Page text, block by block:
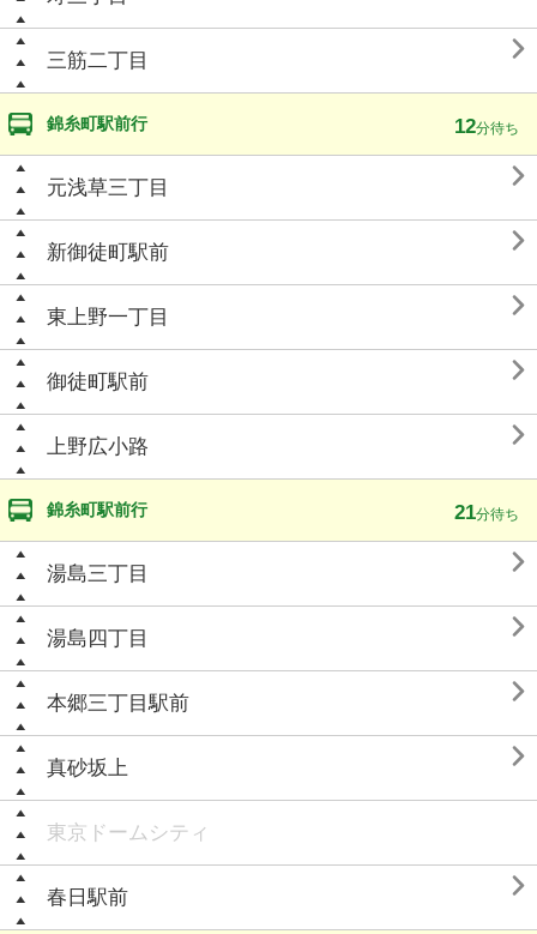
三筋二丁目 
錦糸町駅前行 12分待ち
元浅草三丁目 
新御徒町駅前 
東上野一丁目 
御徒町駅前 
上野広小路 
錦糸町駅前行 21分待ち
湯島三丁目 
湯島四丁目 
本郷三丁目駅前 
真砂坂上 
東京ドームシティ
春日駅前 